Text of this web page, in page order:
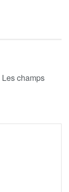
Les champs